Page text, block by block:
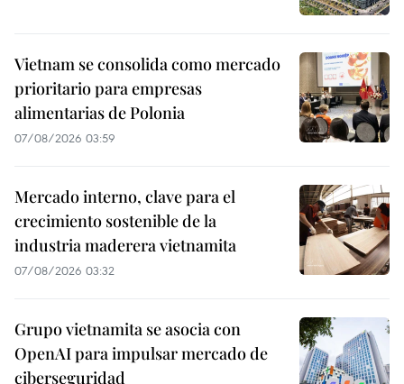
Vietnam se consolida como mercado
prioritario para empresas
alimentarias de Polonia
07/08/2026 03:59
Mercado interno, clave para el
crecimiento sostenible de la
industria maderera vietnamita
07/08/2026 03:32
Grupo vietnamita se asocia con
OpenAI para impulsar mercado de
ciberseguridad